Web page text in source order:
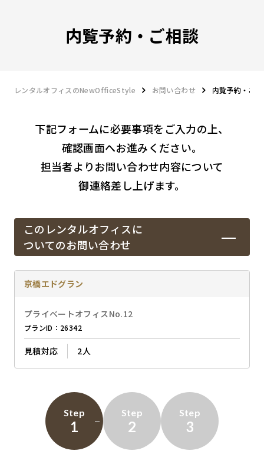
内覧予約・ご相談
レンタルオフィスのNewOfficeStyle お問い合わせ 内覧予約・ご
下記フォームに必要事項をご入力の上、
確認画面へお進みください。
担当者よりお問い合わせ内容について
御連絡差し上げます。
このレンタルオフィスに
ついてのお問い合わせ
京橋エドグラン
プライベートオフィスNo.12
プランID：26342
見積対応 2人
Step
1
Step
2
Step
3